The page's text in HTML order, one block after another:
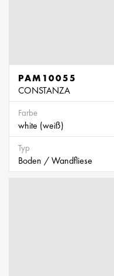
PAM10055
CONSTANZA
Farbe
white (weiß)
Typ
Boden / Wandfliese